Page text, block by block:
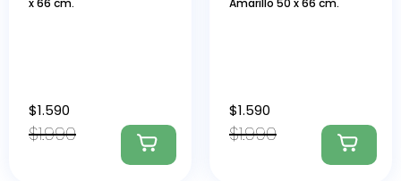
x 66 cm.
$1.990
$1.590
Amarillo 50 x 66 cm.
$1.990
$1.590